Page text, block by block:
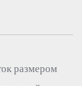
размером